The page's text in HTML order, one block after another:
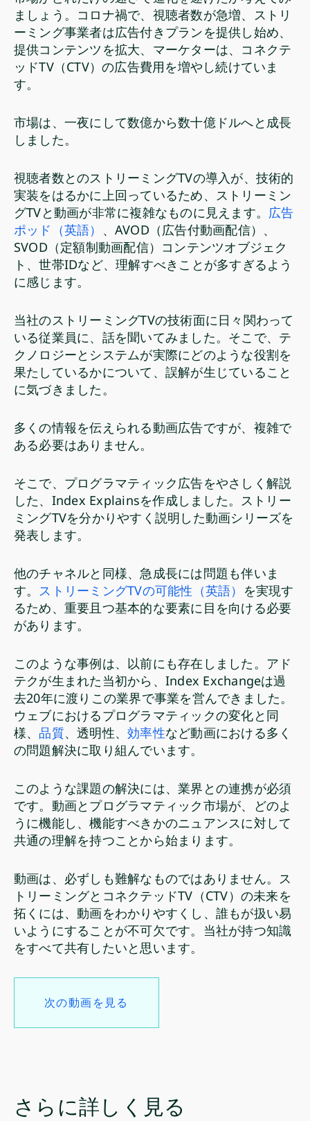
ましょう。コロナ禍で、視聴者数が急増、ストリ
ーミング事業者は広告付きプランを提供し始め、
提供コンテンツを拡大、マーケターは、コネクテ
ッドTV（CTV）の広告費用を増やし続けていま
す。
市場は、一夜にして数億から数十億ドルへと成長
しました。
視聴者数とのストリーミングTVの導入が、技術的
実装をはるかに上回っているため、ストリーミン
グTVと動画が非常に複雑なものに見えます。 広告
ポッド（英語） 、AVOD（広告付動画配信）、
SVOD（定額制動画配信）コンテンツオブジェク
ト、世帯IDなど、理解すべきことが多すぎるよう
に感じます。
当社のストリーミングTVの技術面に日々関わって
いる従業員に、話を聞いてみました。そこで、テ
クノロジーとシステムが実際にどのような役割を
果たしているかについて、誤解が生じていること
に気づきました。
多くの情報を伝えられる動画広告ですが、複雑で
ある必要はありません。
そこで、プログラマティック広告をやさしく解説
した、Index Explainsを作成しました。ストリー
ミングTVを分かりやすく説明した動画シリーズを
発表します。
他のチャネルと同様、急成長には問題も伴いま
す。 ストリーミングTVの可能性（英語） を実現す
るため、重要且つ基本的な要素に目を向ける必要
があります。
このような事例は、以前にも存在しました。アド
テクが生まれた当初から、Index Exchangeは過
去20年に渡りこの業界で事業を営んできました。
ウェブにおけるプログラマティックの変化と同
様、 品質、透明性、効率性など動画における多く
の問題解決に取り組んでいます。
このような課題の解決には、業界との連携が必須
です。動画とプログラマティック市場が、どのよ
うに機能し、機能すべきかのニュアンスに対して
共通の理解を持つことから始まります。
動画は、必ずしも難解なものではありません。ス
トリーミングとコネクテッドTV（CTV）の未来を
拓くには、動画をわかりやすくし、誰もが扱い易
いようにすることが不可欠です。当社が持つ知識
をすべて共有したいと思います。
次の動画を見る
さらに詳しく見る